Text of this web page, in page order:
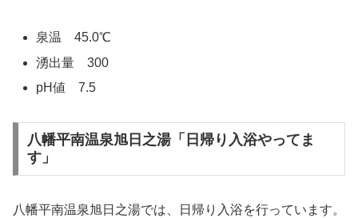
泉温 45.0℃
湧出量 300
pH値 7.5
八幡平南温泉旭日之湯「日帰り入浴やってま
す」
八幡平南温泉旭日之湯では、日帰り入浴を行っています。